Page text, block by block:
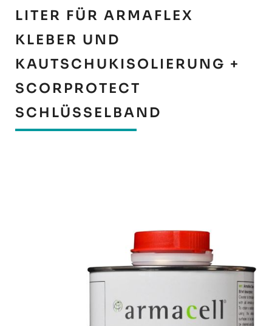
LITER FÜR ARMAFLEX
KLEBER UND
KAUTSCHUKISOLIERUNG +
SCORPROTECT
SCHLÜSSELBAND